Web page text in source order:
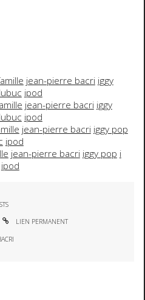
jean-pierre bacri iggy
ipod
jean-pierre bacri iggy
ipod
jean-pierre bacri iggy pop
ipod
jean-pierre bacri iggy pop i
ipod
LIEN PERMANENT